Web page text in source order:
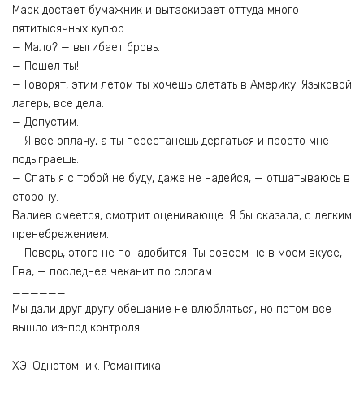
Марк достает бумажник и вытаскивает оттуда много
пятитысячных купюр.
— Мало? — выгибает бровь.
— Пошел ты!
— Говорят, этим летом ты хочешь слетать в Америку. Языковой
лагерь, все дела.
— Допустим.
— Я все оплачу, а ты перестанешь дергаться и просто мне
подыграешь.
— Спать я с тобой не буду, даже не надейся, — отшатываюсь в
сторону.
Валиев смеется, смотрит оценивающе. Я бы сказала, с легким
пренебрежением.
— Поверь, этого не понадобится! Ты совсем не в моем вкусе,
Ева, — последнее чеканит по слогам.
______
Мы дали друг другу обещание не влюбляться, но потом все
вышло из-под контроля…
ХЭ. Однотомник. Романтика